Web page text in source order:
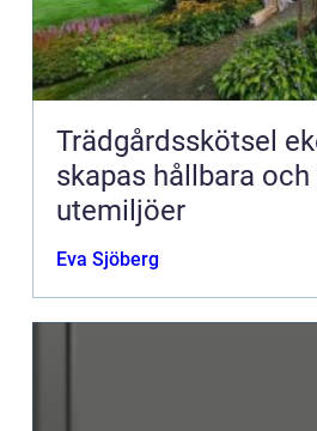
Trädgårdsskötsel
skapas hållbara
utemiljöer
Eva Sjöberg